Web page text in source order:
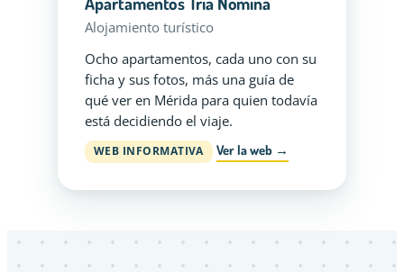
Alojamiento turístico
Ocho apartamentos, cada uno con su
ficha y sus fotos, más una guía de
qué ver en Mérida para quien todavía
está decidiendo el viaje.
WEB INFORMATIVA Ver la web →